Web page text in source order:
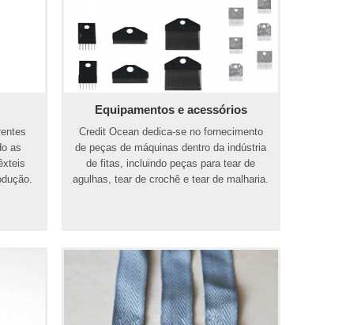
as
Equipamentos e acessórios
Credit Ocean dedica-se no fornecimento
de peças de máquinas dentro da indústria
de fitas, incluindo peças para tear de
agulhas, tear de crochê e tear de malharia.